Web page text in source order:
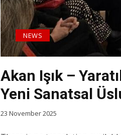
Akan Işık –
Yeni Sanatsal
NEWS
23 November 2025